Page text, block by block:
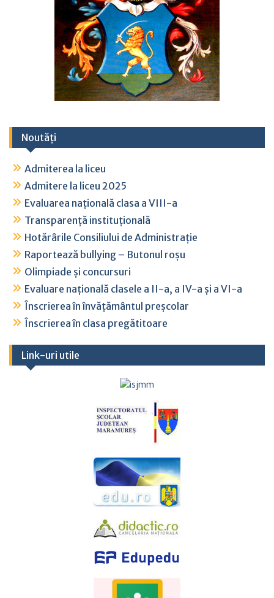
Noutăți
Admiterea la liceu
Admitere la liceu 2025
Evaluarea națională clasa a VIII-a
Transparență instituțională
Hotărârile Consiliului de Administrație
Raportează bullying – Butonul roșu
Olimpiade și concursuri
Evaluare națională clasele a II-a, a IV-a și a VI-a
Înscrierea în învățământul preșcolar
Înscrierea în clasa pregătitoare
Link-uri utile